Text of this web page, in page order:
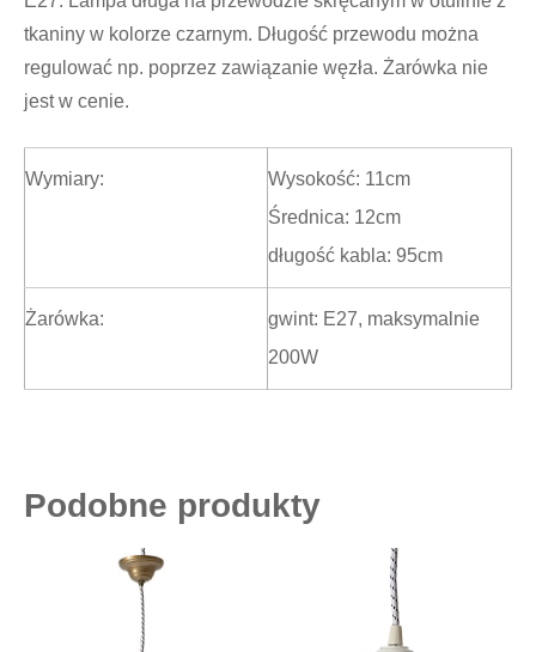
tkaniny w kolorze czarnym. Długość przewodu można
regulować np. poprzez zawiązanie węzła. Żarówka nie
jest w cenie.
Wymiary:
Wysokość: 11cm
Średnica: 12cm
długość kabla: 95cm
Żarówka:
gwint: E27, maksymalnie
200W
Podobne produkty